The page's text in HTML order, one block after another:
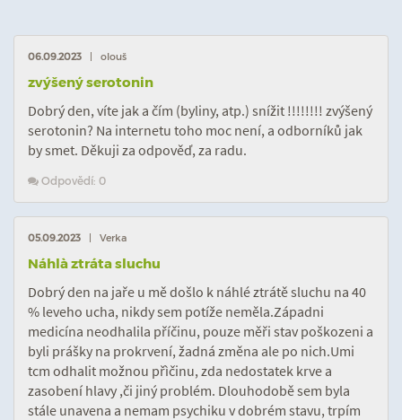
06.09.2023 | olouš
zvýšený serotonin
Dobrý den, víte jak a čím (byliny, atp.) snížit !!!!!!!! zvýšený
serotonin? Na internetu toho moc není, a odborníků jak
by smet. Děkuji za odpověď, za radu.
Odpovědí: 0
05.09.2023 | Verka
Náhlà ztráta sluchu
Dobrý den na jaře u mě došlo k náhlé ztrátě sluchu na 40
% leveho ucha, nikdy sem potíže neměla.Západni
medicína neodhalila příčinu, pouze měři stav poškozeni a
byli prášky na prokrvení, žadná změna ale po nich.Umi
tcm odhalit možnou přìčinu, zda nedostatek krve a
zasobení hlavy ,či jiný problém. Dlouhodobě sem byla
stále unavena a nemam psychiku v dobrém stavu, trpím